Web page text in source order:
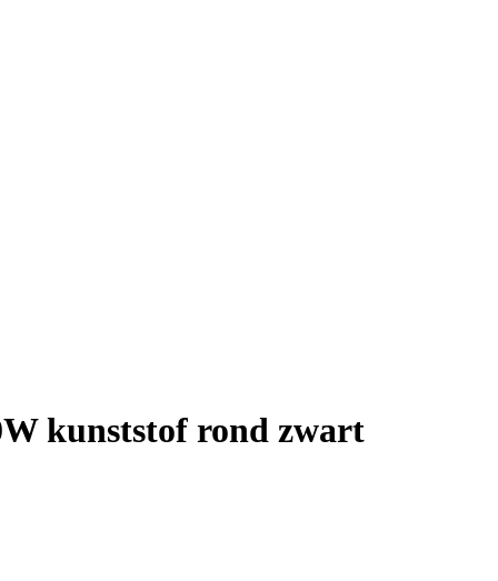
kunststof rond zwart